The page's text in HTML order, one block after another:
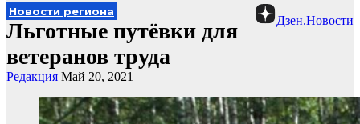
Дзен.Новости
Новости региона
Льготные путёвки для
ветеранов труда
Редакция Май 20, 2021